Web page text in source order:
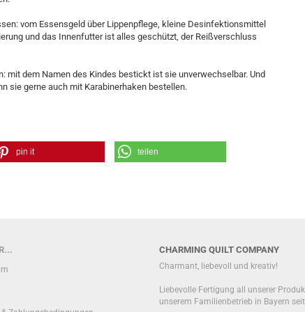
vom Essensgeld über Lippenpflege, kleine Desinfektionsmittel
und das Innenfutter ist alles geschützt, der Reißverschluss
mit dem Namen des Kindes bestickt ist sie unverwechselbar. Und
sie gerne auch mit Karabinerhaken bestellen.
pin it teilen
CHARMING QUILT COMPANY
Charmant, liebevoll und kreativ!
Liebevolle Fertigung all unserer
unserem Familienbetrieb in Bayern